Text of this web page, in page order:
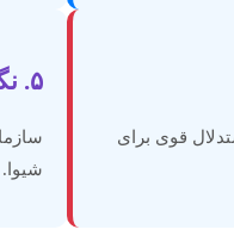
قوی برای
۵. نگارش حرفه‌ای گزارش
شیوا.